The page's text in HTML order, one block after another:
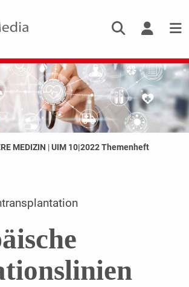
MEDIZIN |UIM 10|2022 Themenheft